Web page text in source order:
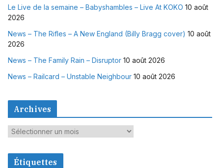
Le Live de la semaine – Babyshambles – Live At KOKO 10 août
2026
News – The Rifles – A New England (Billy Bragg cover) 10 août
2026
News – The Family Rain – Disruptor 10 août 2026
News – Railcard – Unstable Neighbour 10 août 2026
Archives
A
c
Étiquettes